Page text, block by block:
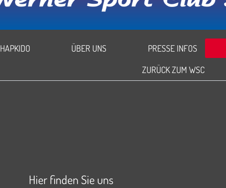
HAPKIDO ÜBER UNS PRESSE INFOS
ZURÜCK ZUM WSC
Hier finden Sie uns